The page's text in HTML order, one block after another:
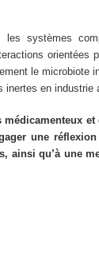
systèmes
orientées
le microbiote
en industrie
une
ainsi qu’à une